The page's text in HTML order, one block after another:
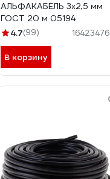
АЛЬФАКАБЕЛЬ 3х2,5 мм
ГОСТ 20 м 05194
4.7(99) 16423476
В корзину